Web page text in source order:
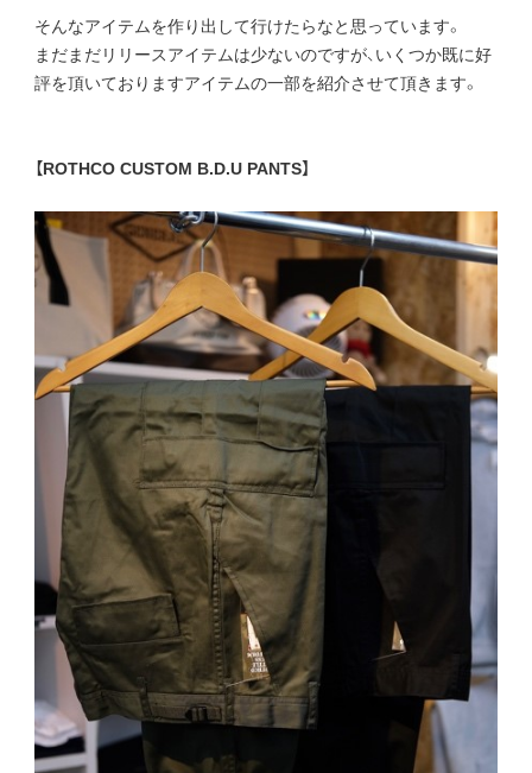
そんなアイテムを作り出して行けたらなと思っています。
まだまだリリースアイテムは少ないのですが、いくつか既に好
評を頂いておりますアイテムの一部を紹介させて頂きます。
【ROTHCO CUSTOM B.D.U PANTS】